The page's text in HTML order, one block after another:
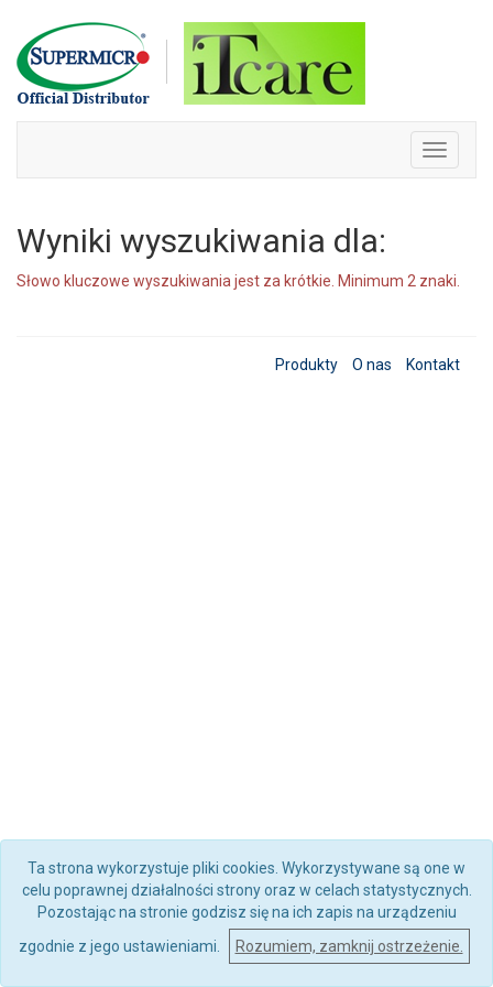
Skip
to
content
Toggle
Wyniki wyszukiwania dla:
Słowo kluczowe wyszukiwania jest za krótkie. Minimum 2 znaki.
Produkty O nas Kontakt
Ta strona wykorzystuje pliki cookies. Wykorzystywane są one w
celu poprawnej działalności strony oraz w celach statystycznych.
Pozostając na stronie godzisz się na ich zapis na urządzeniu
zgodnie z jego ustawieniami.
Rozumiem, zamknij ostrzeżenie.